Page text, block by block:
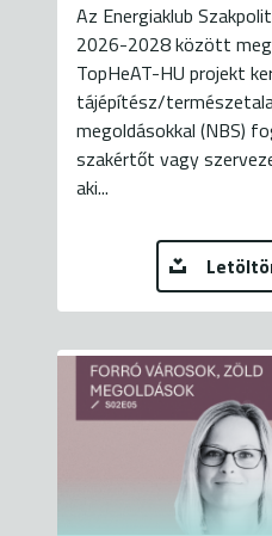
Az Energiaklub
2026-2028 között
TopHeAT-HU projekt
tájépítész/
megoldásokkal (NBS)
szakértőt vagy
aki...